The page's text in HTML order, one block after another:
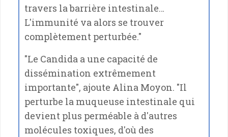
travers la barrière intestinale…
L'immunité va alors se trouver
complètement perturbée."
"Le Candida a une capacité de
dissémination extrêmement
importante", ajoute Alina Moyon. "Il
perturbe la muqueuse intestinale qui
devient plus perméable à d'autres
molécules toxiques, d'où des